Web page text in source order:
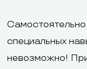
специальных
невозможно!